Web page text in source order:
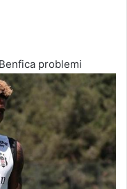
problemi